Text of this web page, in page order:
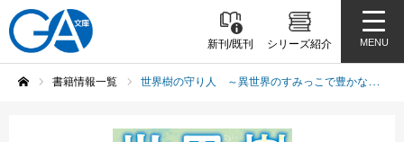
新刊/既刊 シリーズ紹介 MENU
書籍情報一覧 世界樹の守り人 ～異世界のすみっこで豊かな国づくり～ （コミック）1